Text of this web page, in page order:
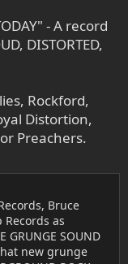
- A record
DISTORTED,
Rockford,
Distortion,
Preachers.
Bruce
as
GRUNGE SOUND
new grunge